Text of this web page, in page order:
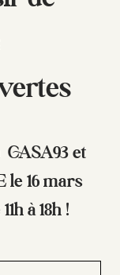
CASA93 et
le 16 mars
à 18h !